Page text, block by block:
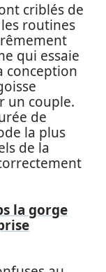
criblés de
routines
qui essaie
conception
un couple.
de
la plus
de la
la gorge